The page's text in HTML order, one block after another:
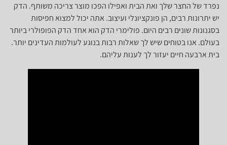
נפרד של החצר שלך ואת הבית ואפילו הפכו מוצר צריכה משותף. הדק
יש יתרונות רבים, הן פונקציונלי ועיצוב. אתה יכול למצוא חפיסות
בסגנונות שונים רבים היום. פולימרי הדק הוא אחד הדק הפופולרי ביותר
בעולם. אנו בטוחים שיש לך שאלות רבות בנוגע לעולמות העדינים יותר.
בית ארבעה חיים יעזור לך לענות עליהם.